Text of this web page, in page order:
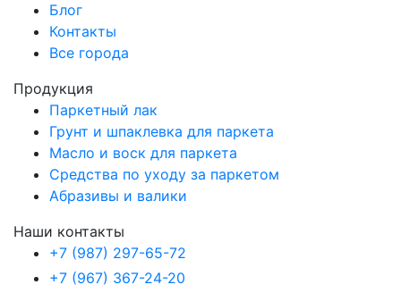
Блог
Контакты
Все города
Продукция
Паркетный лак
Грунт и шпаклевка для паркета
Масло и воск для паркета
Средства по уходу за паркетом
Абразивы и валики
Наши контакты
+7 (987) 297-65-72
+7 (967) 367-24-20